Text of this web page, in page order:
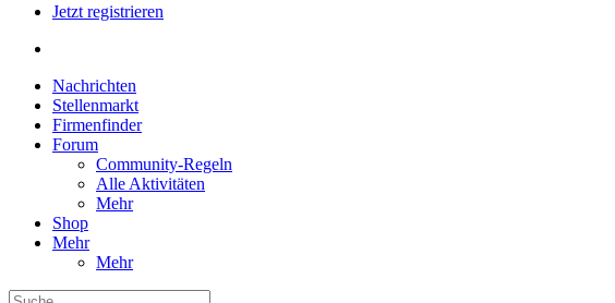
Jetzt registrieren
Nachrichten
Stellenmarkt
Firmenfinder
Forum
Community-Regeln
Alle Aktivitäten
Mehr
Shop
Mehr
Mehr